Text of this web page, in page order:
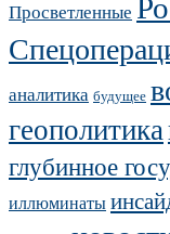
Просветленные
аналитика будущее
геополитика
глубинное
иллюминаты